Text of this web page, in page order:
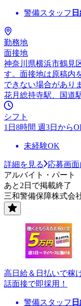
警備スタッフ
勤務地
面接地
神奈川県横浜市鶴見
す。面接地は原稿内
できない場合があり
花月総持寺駅、国道
シフト
1日8時間 週3日から
未経験OK
詳細を見る
応募画
アルバイト・パート
あと2日で掲載終了
三和警備保障株式会
高日給＆日払いで稼
話面接で即採用！
警備スタッフ